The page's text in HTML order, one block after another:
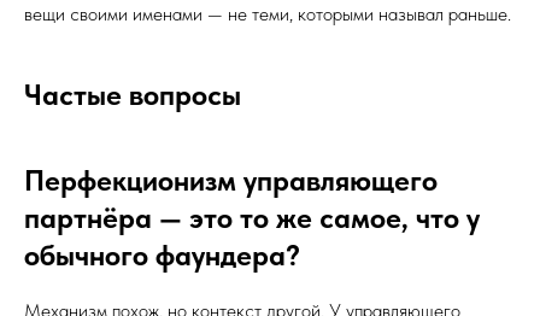
вещи своими именами — не теми, которыми называл раньше.
Частые вопросы
Перфекционизм управляющего
партнёра — это то же самое, что у
обычного фаундера?
Механизм похож, но контекст другой. У управляющего